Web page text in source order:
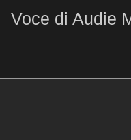
Voce di Audie